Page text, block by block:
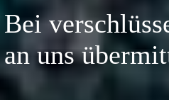
Bei
an uns